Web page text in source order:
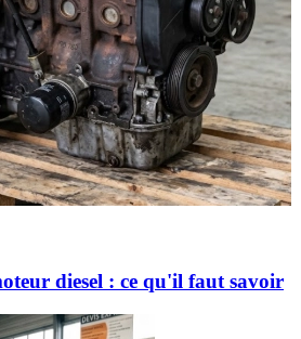
diesel : ce qu'il faut savoir